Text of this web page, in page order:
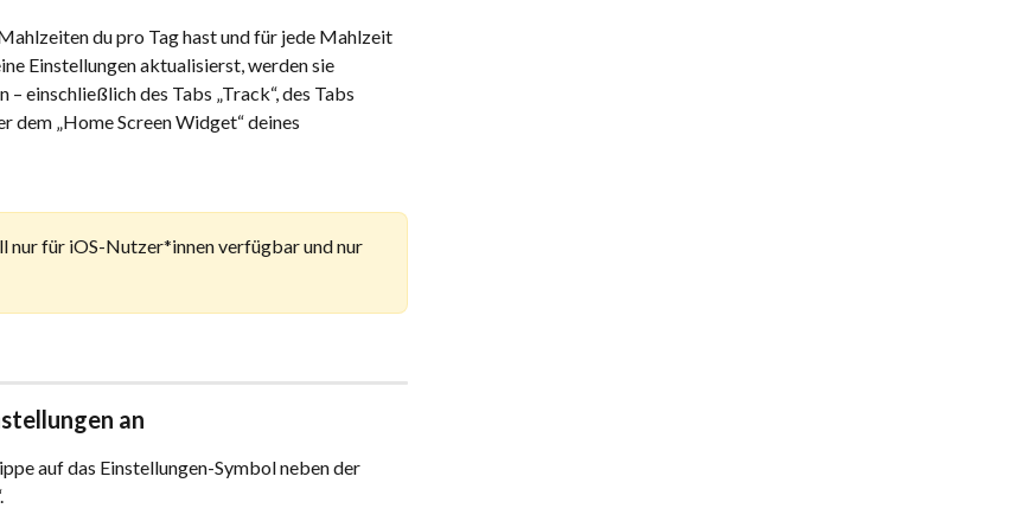
du pro Tag hast und für jede Mahlzeit
Einstellungen aktualisierst, werden sie
einschließlich des Tabs „Track“, des Tabs
dem „Home Screen Widget“ deines
nur für iOS-Nutzer*innen verfügbar und nur
an
auf das Einstellungen-Symbol neben der